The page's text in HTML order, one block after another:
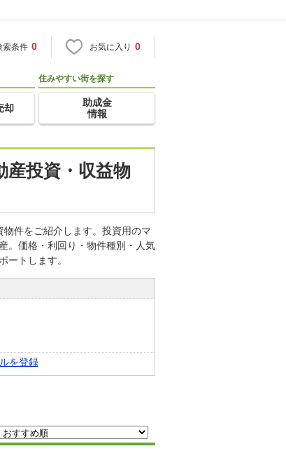
索条件 0 お気に入り 0
却
住みやすい街を探す
助成金
情報
産投資・収益物
件をご紹介します。投資用のマ
。価格・利回り・物件種別・人気
ートします。
を登録